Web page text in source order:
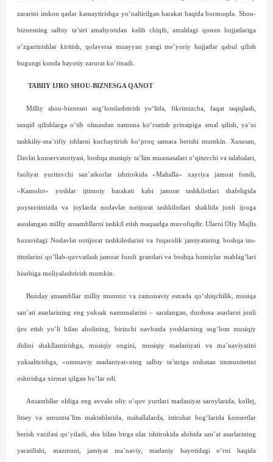
zararini imkon qadar kamaytirishga yo‘naltirilgan harakat haqida bormoqda. Shou-
biznesning salbiy ta’siri amaliyotidan kelib chiqib, amaldagi qonun hujjatlariga
o‘zgartirishlar kiritish, qolaversa muayyan yangi me’yoriy hujjatlar qabul qilish
bugungi kunda hayotiy zarurat ko‘rinadi.
TABIIY IJRO SHOU-BIZNESGA QANOT
Milliy shou-biznesni sog‘lomlashtirish yo‘lida, fikrimizcha, faqat taqiqlash,
tanqid qilishlarga o‘tib olmasdan namuna ko‘rsatish prinsipiga amal qilish, ya’ni
tashkiliy-ma’rifiy ishlarni kuchaytirish ko‘proq samara berishi mumkin. Xususan,
Davlat konservatoriyasi, boshqa musiqiy ta’lim muassasalari o‘qituvchi va talabalari,
faoliyat yurituvchi san’atkorlar ishtirokida «Mahalla» xayriya jamoat fondi,
«Kamolot» yoshlar ijtimoiy harakati kabi jamoat tashkilotlari shafeligida
poytaxtimizda va joylarda nodavlat notijorat tashkilotlari shaklida jonli ijroga
asoslangan milliy ansambllarni tashkil etish maqsadga muvofiqdir. Ularni Oliy Majlis
huzuridagi Nodavlat notijorat tashkilotlarini va fuqarolik jamiyatining boshqa ins­
titutlarini qo‘llab-quvvatlash jamoat fondi grant­lari va boshqa homiylar mablag‘lari
hisobiga moliyalashtirish mumkin.
Bunday ansambllar milliy mumtoz va zamonaviy estrada qo‘shiqchilik, musiqa
san’ati asarlarining eng yuksak namunalarini – saralangan, durdona asarlarni jonli
ijro etish yo‘li bilan aholining, birinchi navbatda yoshlarning sog‘lom musiqiy
didini shakllantirishga, musiqiy ongini, musiqiy madaniyati va ma’naviyatini
yuksaltirishga, «ommaviy madaniyat»ning salbiy ta’siriga nisbatan immunitetini
oshirishga xizmat qilgan bo‘lar edi.
Ansambllar oldiga eng avvalo oliy o‘quv yurtlari madaniyat saroylarida, kollej,
litsey va umumta’lim maktablarida, mahallalarda, istirohat bog‘larida konsertlar
berish vazifasi qo‘yiladi, shu bilan birga ular ishtirokida alohida san’at asarlarining
yaratilishi, mazmuni, jamiyat ma’naviy, madaniy hayotidagi o‘rni haqida